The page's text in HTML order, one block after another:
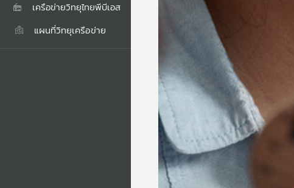
เครือข่ายวิทยุไทยพีบีเอส
แผนที่วิทยุเครือข่าย